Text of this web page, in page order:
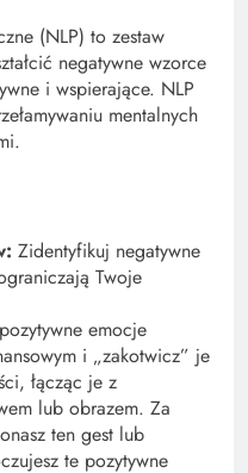
(NLP) to zestaw
negatywne wzorce
i wspierające. NLP
mentalnych
Zidentyfikuj negatywne
Twoje
emocje
i „zakotwicz” je
łącząc je z
lub obrazem. Za
ten gest lub
te pozytywne